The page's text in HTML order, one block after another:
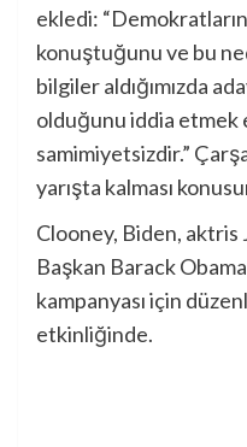
ekledi:
konuştuğunu ve bu
bilgiler aldığımızda
olduğunu iddia etmek
samimiyetsizdir.”
yarışta kalması
Clooney, Biden, aktris
Başkan Barack
kampanyası için
etkinliğinde.